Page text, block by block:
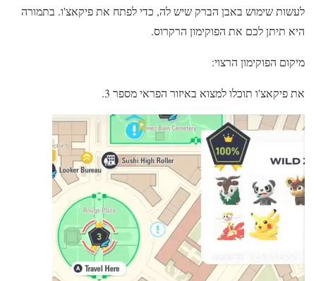
לעשות שימוש באבן הברק שיש לה, כדי לפתח את פיקאצ'ו. בתמורה
היא תיתן לכם את הפוקימון הרקרוס.
מיקום הפוקימון הרצוי:
את פיקאצ'ו תוכלו למצוא באיזור הפראי מספר 3.